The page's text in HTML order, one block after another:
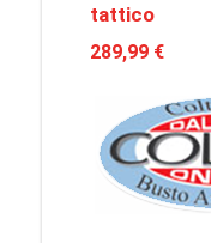
tattico
289,99 €